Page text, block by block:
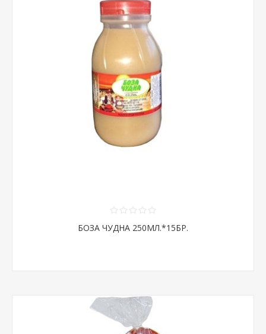
БОЗА ЧУДНА 250МЛ.*15БР.